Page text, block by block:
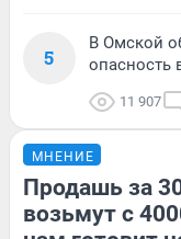
5
В Омской
опасность
11 907
МНЕНИЕ
Продашь за
возьмут с